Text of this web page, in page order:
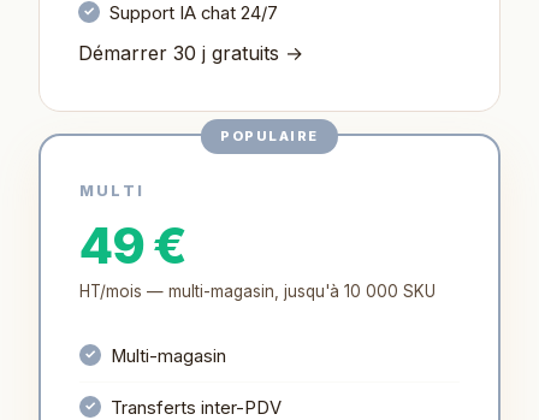
Support IA chat 24/7
Démarrer 30 j gratuits →
POPULAIRE
MULTI
49 €
HT/mois — multi-magasin, jusqu'à 10 000 SKU
Multi-magasin
Transferts inter-PDV